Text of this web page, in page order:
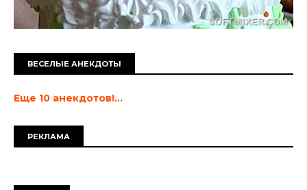
ВЕСЕЛЫЕ АНЕКДОТЫ
Еще 10 анекдотов!...
РЕКЛАМА